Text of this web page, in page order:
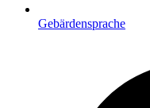
Gebärdensprache